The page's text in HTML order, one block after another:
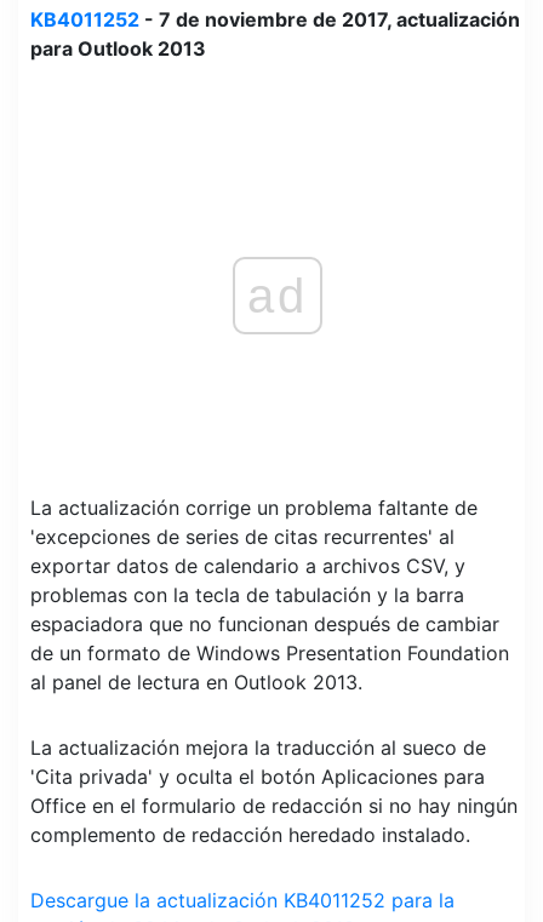
KB4011252 - 7 de noviembre de 2017, actualización
para Outlook 2013
ad
La actualización corrige un problema faltante de
'excepciones de series de citas recurrentes' al
exportar datos de calendario a archivos CSV, y
problemas con la tecla de tabulación y la barra
espaciadora que no funcionan después de cambiar
de un formato de Windows Presentation Foundation
al panel de lectura en Outlook 2013.
La actualización mejora la traducción al sueco de
'Cita privada' y oculta el botón Aplicaciones para
Office en el formulario de redacción si no hay ningún
complemento de redacción heredado instalado.
Descargue la actualización KB4011252 para la